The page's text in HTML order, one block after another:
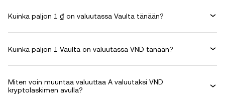
Kuinka paljon 1 ₫ on valuutassa Vaulta tänään?
Kuinka paljon 1 Vaulta on valuutassa VND tänään?
Miten voin muuntaa valuuttaa A valuutaksi VND
kryptolaskimen avulla?